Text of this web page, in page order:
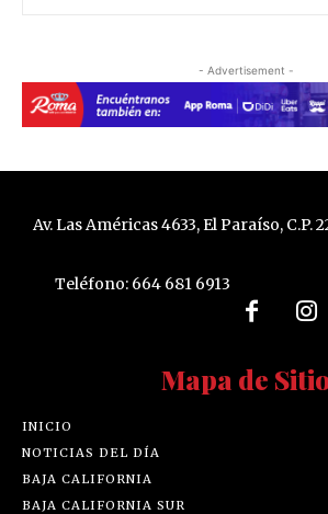
- Advertisement -
Av. Las Américas 4633, El Paraíso, C.P.
Teléfono: 664 681 6913
Mapa de
INICIO
NOTICIAS DEL DÍA
BAJA CALIFORNIA
BAJA CALIFORNIA SUR